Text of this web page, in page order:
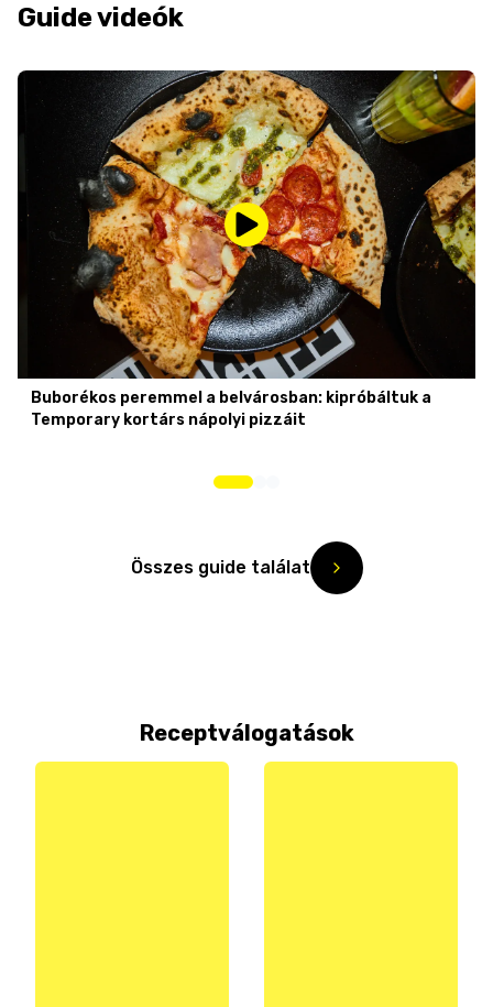
Guide videók
Buborékos peremmel a belvárosban: kipróbáltuk a
Temporary kortárs nápolyi pizzáit
Összes guide találat
Receptválogatások